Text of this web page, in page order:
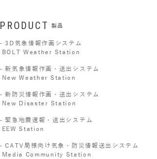
PRODUCT 製品
3D気象情報作画システム
BOLT Weather Station
新気象情報作画・送出システム
New Weather Station
新防災情報作画・送出システム
New Disaster Station
緊急地震速報・送出システム
EEW Station
CATV局様向け気象・防災情報送出システム
Media Community Station